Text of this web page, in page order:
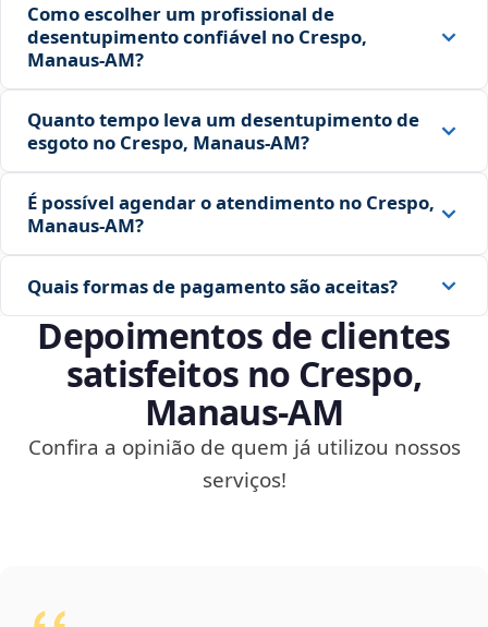
Como escolher um profissional de
desentupimento confiável no Crespo,
Manaus‑AM?
Quanto tempo leva um desentupimento de
esgoto no Crespo, Manaus‑AM?
É possível agendar o atendimento no Crespo,
Manaus‑AM?
Quais formas de pagamento são aceitas?
Depoimentos de clientes
satisfeitos no Crespo,
Manaus‑AM
Confira a opinião de quem já utilizou nossos
serviços!